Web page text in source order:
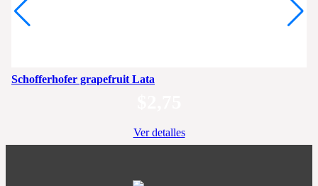
Schofferhofer grapefruit Lata
Ver detalles